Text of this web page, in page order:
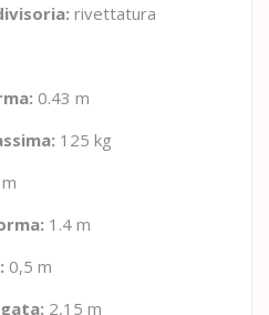
rivettatura
0.43 m
125 kg
1.4 m
0,5 m
2,15 m